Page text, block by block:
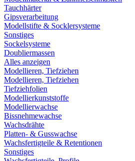
Tauchhärter
Gipsverarbeitung
Modellstifte & Socklersysteme
Sonstiges
Sockelsysteme
Doubliermassen
Alles anzeigen
Modellieren, Tiefziehen
Modellieren, Tiefziehen
Tiefziehfolien
Modellierkunststoffe
Modellierwachse
Bissnehmewachse
Wachsdrähte
Platten- & Gusswachse
Wachsfertigteile & Retentionen
Sonstiges